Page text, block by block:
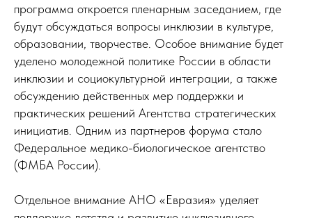
программа откроется пленарным заседанием, где
будут обсуждаться вопросы инклюзии в культуре,
образовании, творчестве. Особое внимание будет
уделено молодежной политике России в области
инклюзии и социокультурной интеграции, а также
обсуждению действенных мер поддержки и
практических решений Агентства стратегических
инициатив. Одним из партнеров форума стало
Федеральное медико-биологическое агентство
(ФМБА России).
Отдельное внимание АНО «Евразия» уделяет